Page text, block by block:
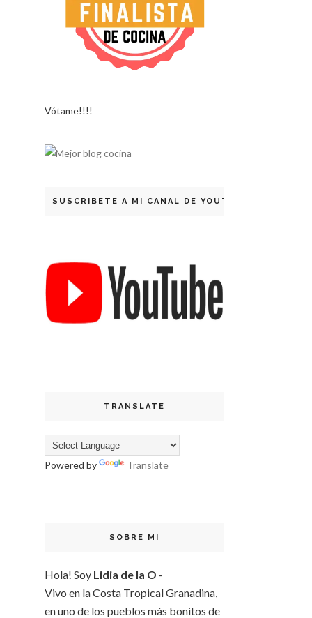
Vótame!!!!
SUSCRIBETE A MI CANAL DE YOUTUBE
TRANSLATE
Powered by Translate
SOBRE MI
Hola! Soy Lidia de la O -
Vivo en la Costa Tropical Granadina,
en uno de los pueblos más bonitos de